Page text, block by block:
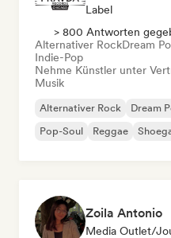
Label
> 800 Antworten
Alternativer RockDream
Indie-Pop
Nehme Künstler unter
Musik
Alternativer Rock Dream
Pop-Soul
Reggae
Zoila Antonio
Media Outlet/